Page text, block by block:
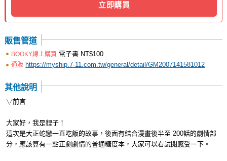
立即購買
販售管道
BOOKY線上購買 電子書 NT$100
通販 https://myship.7-11.com.tw/general/detail/GM2007141581012
其他說明
▽前言
大家好，我是貍子！
這次是大正蛇戀一直吃飯的故事，後面有結合漫畫後半至 200話的劇情部
分，應該算有一點正劇劇情的普通糖度本，大家可以看試閱感受一下。